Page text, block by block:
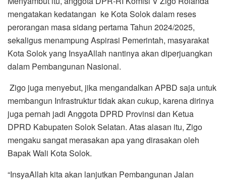
mengatakan kedatangan ke Kota Solok dalam reses
perorangan masa sidang pertama Tahun 2024/2025,
sekaligus menampung Aspirasi Pemerintah, masyarakat
Kota Solok yang InsyaAllah nantinya akan diperjuangkan
dalam Pembangunan Nasional.
Zigo juga menyebut, jika mengandalkan APBD saja untuk
membangun Infrastruktur tidak akan cukup, karena dirinya
juga pernah jadi Anggota DPRD Provinsi dan Ketua
DPRD Kabupaten Solok Selatan. Atas alasan itu, Zigo
mengaku sangat merasakan apa yang dirasakan oleh
Bapak Wali Kota Solok.
“InsyaAllah kita akan lanjutkan Pembangunan Jalan